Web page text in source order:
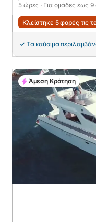
5 ώρες · Για ομάδες έως
Κλείστηκε 5 φορές τις
Τα καύσιμα
Άμεση Κράτηση